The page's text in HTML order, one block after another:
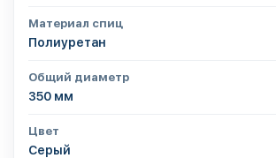
Материал спиц
Полиуретан
Общий диаметр
350 мм
Цвет
Серый